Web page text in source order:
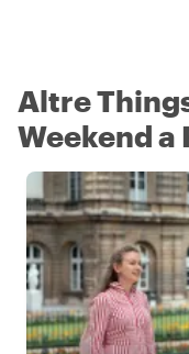
Altre
Weekend a